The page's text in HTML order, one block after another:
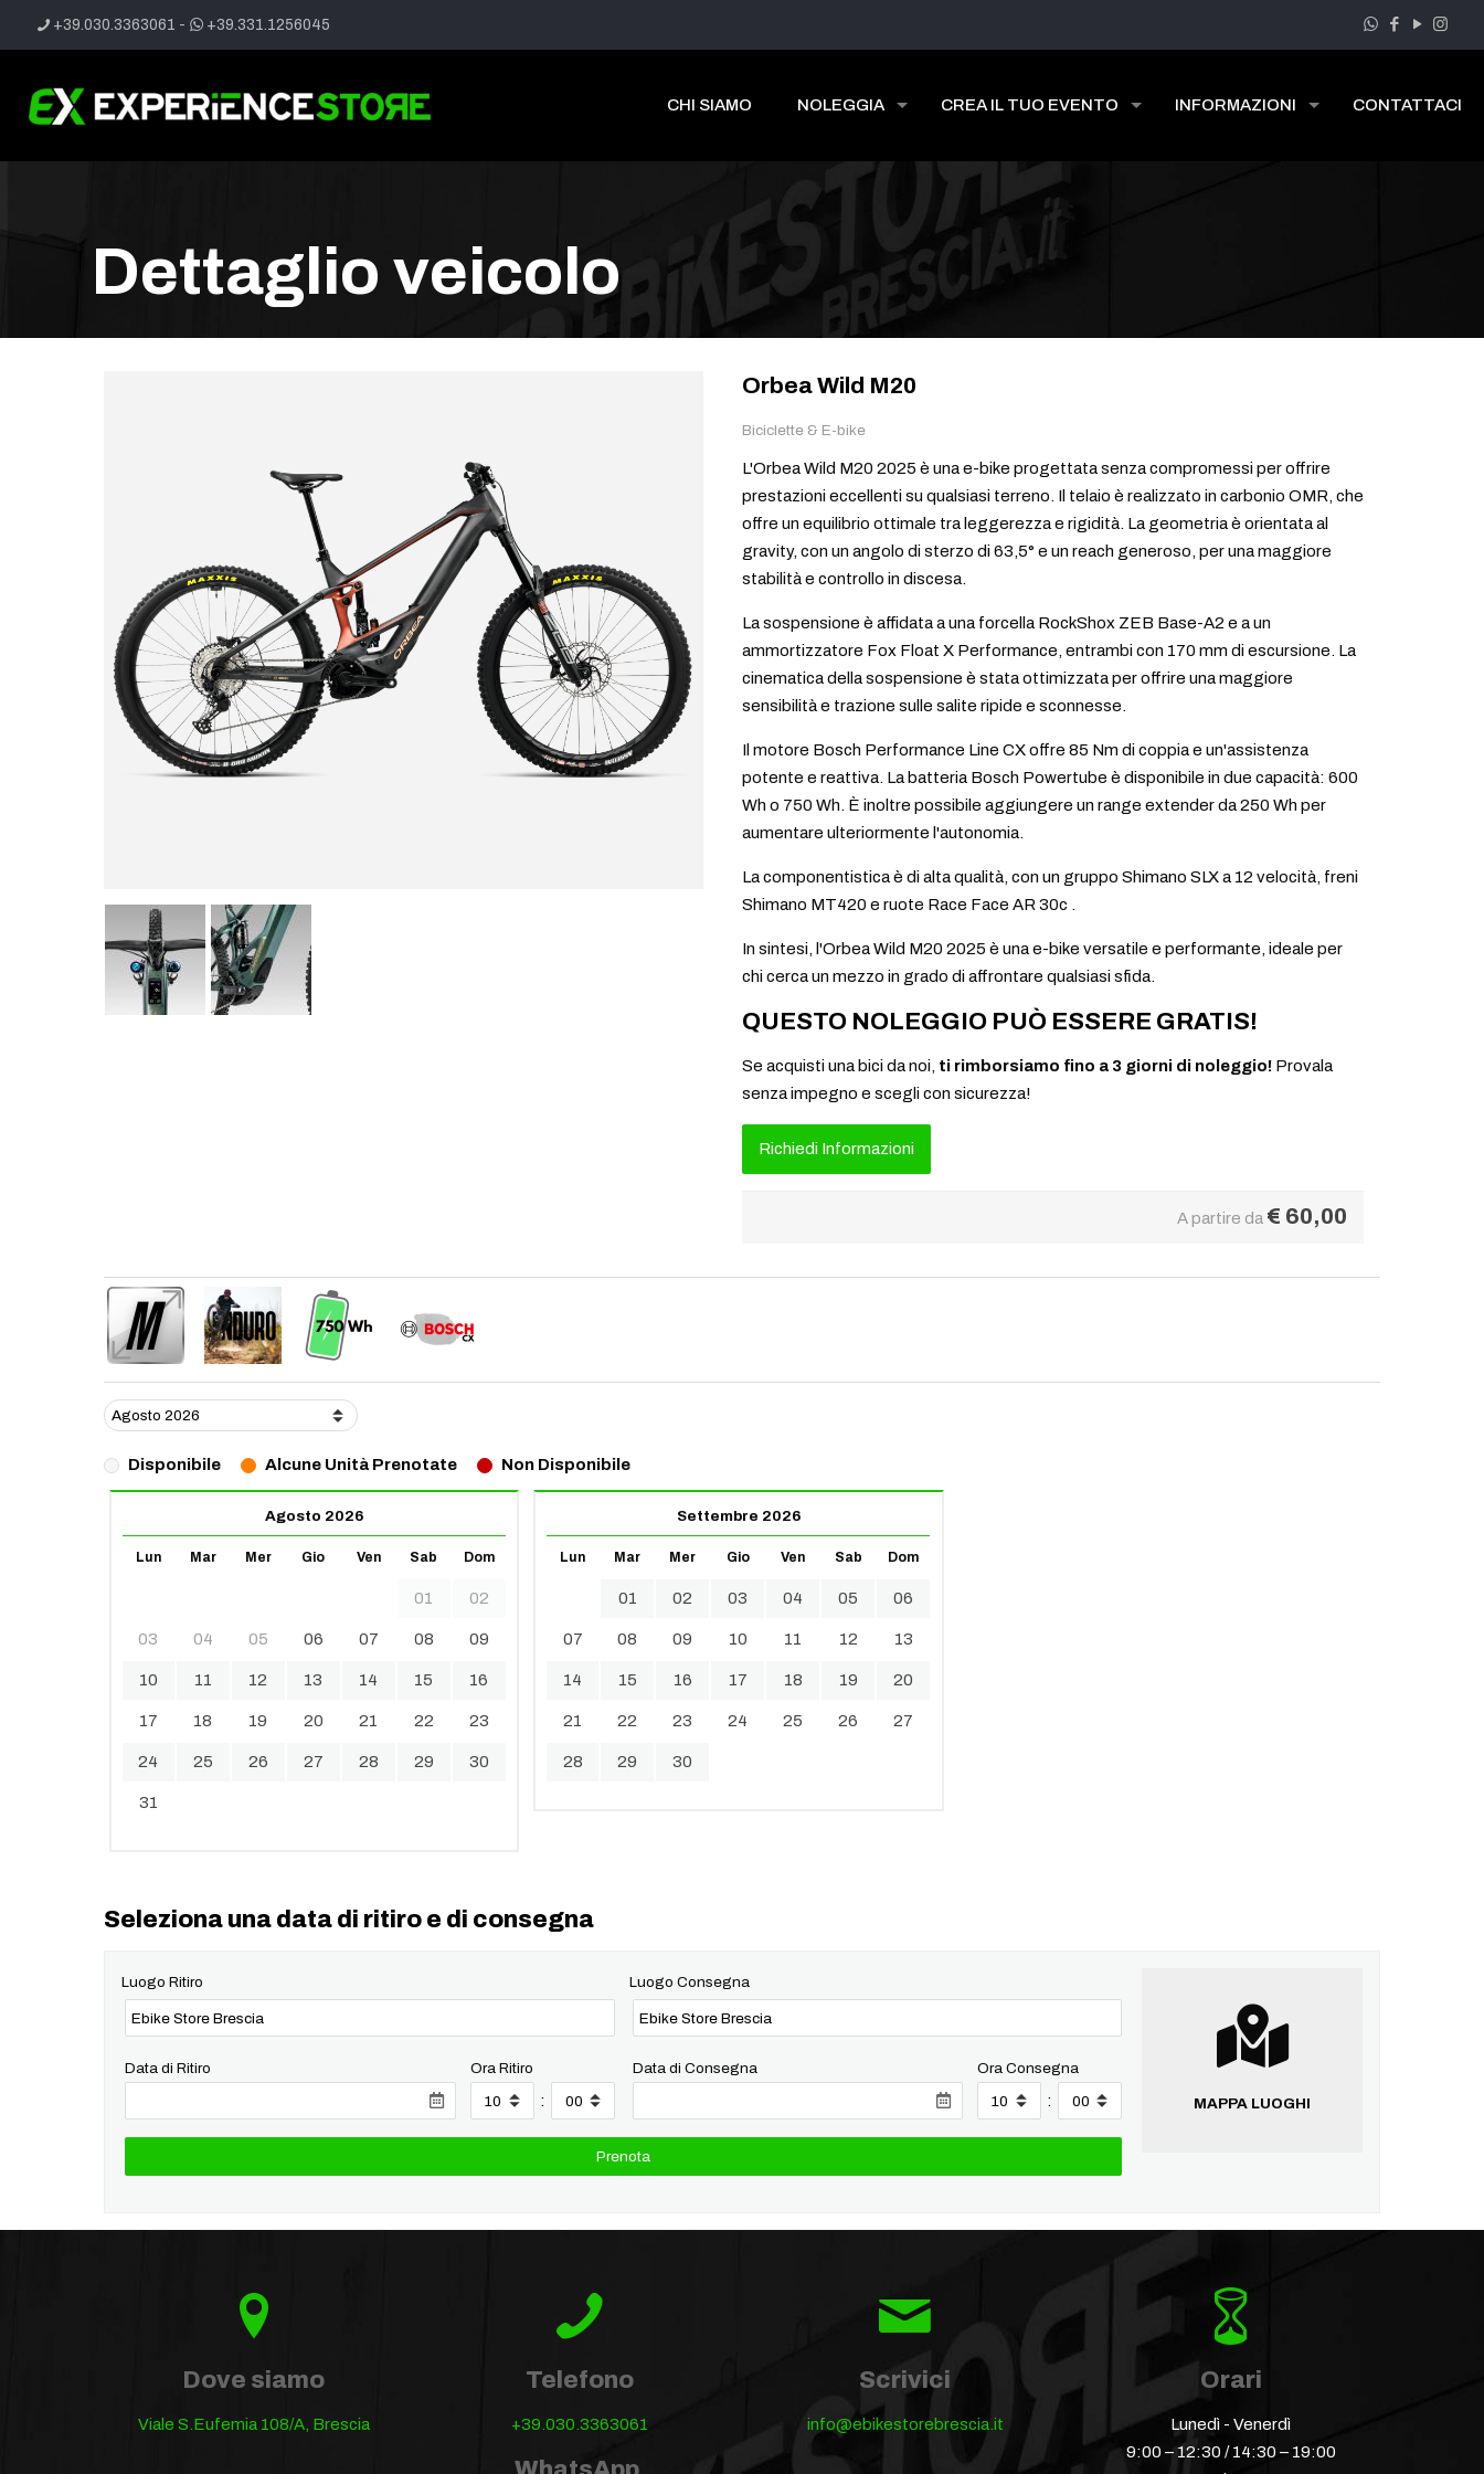
+39.030.3363061 - +39.331.1256045
CHI SIAMO NOLEGGIA CREA IL TUO EVENTO INFORMAZIONI CONTATTACI
Dettaglio veicolo
Orbea Wild M20
Biciclette & E-bike
L'Orbea Wild M20 2025 è una e-bike progettata senza compromessi per offrire
prestazioni eccellenti su qualsiasi terreno. Il telaio è realizzato in carbonio OMR, che
offre un equilibrio ottimale tra leggerezza e rigidità. La geometria è orientata al
gravity, con un angolo di sterzo di 63,5° e un reach generoso, per una maggiore
stabilità e controllo in discesa.
La sospensione è affidata a una forcella RockShox ZEB Base-A2 e a un
ammortizzatore Fox Float X Performance, entrambi con 170 mm di escursione. La
cinematica della sospensione è stata ottimizzata per offrire una maggiore
sensibilità e trazione sulle salite ripide e sconnesse.
Il motore Bosch Performance Line CX offre 85 Nm di coppia e un'assistenza
potente e reattiva. La batteria Bosch Powertube è disponibile in due capacità: 600
Wh o 750 Wh. È inoltre possibile aggiungere un range extender da 250 Wh per
aumentare ulteriormente l'autonomia.
La componentistica è di alta qualità, con un gruppo Shimano SLX a 12 velocità, freni
Shimano MT420 e ruote Race Face AR 30c .
In sintesi, l'Orbea Wild M20 2025 è una e-bike versatile e performante, ideale per
chi cerca un mezzo in grado di affrontare qualsiasi sfida.
QUESTO NOLEGGIO PUÒ ESSERE GRATIS!
Se acquisti una bici da noi, ti rimborsiamo fino a 3 giorni di noleggio! Provala
senza impegno e scegli con sicurezza!
Richiedi Informazioni
A partire da € 60,00
Disponibile Alcune Unità Prenotate Non Disponibile
Agosto 2026
Lun Mar Mer Gio Ven Sab Dom
01 02
03 04 05 06 07 08 09
10 11 12 13 14 15 16
17 18 19 20 21 22 23
24 25 26 27 28 29 30
31
Settembre 2026
Lun Mar Mer Gio Ven Sab Dom
01 02 03 04 05 06
07 08 09 10 11 12 13
14 15 16 17 18 19 20
21 22 23 24 25 26 27
28 29 30
Seleziona una data di ritiro e di consegna
Luogo Ritiro Luogo Consegna
Data di Ritiro Ora Ritiro
:
Data di Consegna Ora Consegna
: MAPPA LUOGHI
Dove siamo
Viale S.Eufemia 108/A, Brescia
Telefono
+39.030.3363061
Scrivici
info@ebikestorebrescia.it
Orari
Lunedì - Venerdì
9:00 – 12:30 / 14:30 – 19:00